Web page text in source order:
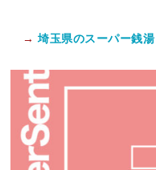
→ 埼玉県のスーパー銭